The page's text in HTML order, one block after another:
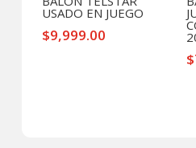
USADO EN JUEGO
$9,999.00
$